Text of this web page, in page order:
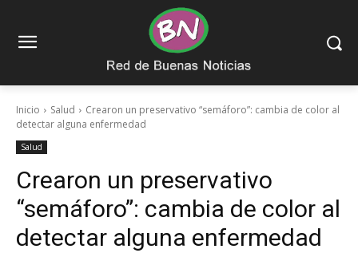
Inicio Salud
Crearon un preservativo “semáforo”: cambia de color al
detectar alguna enfermedad
Salud
Crearon un preservativo
“semáforo”: cambia de color al
detectar alguna enfermedad